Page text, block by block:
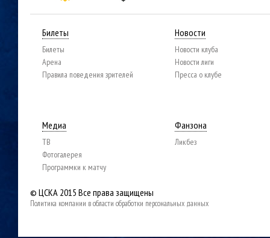
Билеты
Билеты
Арена
Правила поведения зрителей
Новости
Новости клуба
Новости лиги
Пресса о клубе
Медиа
ТВ
Фотогалерея
Программки к матчу
Фанзона
Ликбез
© ЦСКА 2015 Все права защищены
Политика компании в области обработки персональных данных